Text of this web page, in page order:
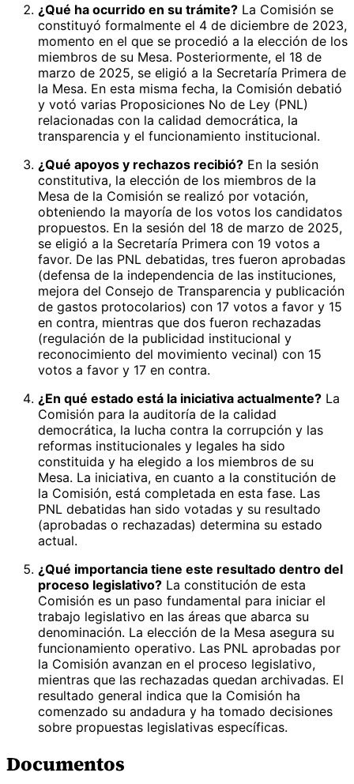
¿Qué ha ocurrido en su trámite? La Comisión se
constituyó formalmente el 4 de diciembre de 2023,
momento en el que se procedió a la elección de los
miembros de su Mesa. Posteriormente, el 18 de
marzo de 2025, se eligió a la Secretaría Primera de
la Mesa. En esta misma fecha, la Comisión debatió
y votó varias Proposiciones No de Ley (PNL)
relacionadas con la calidad democrática, la
transparencia y el funcionamiento institucional.
¿Qué apoyos y rechazos recibió? En la sesión
constitutiva, la elección de los miembros de la
Mesa de la Comisión se realizó por votación,
obteniendo la mayoría de los votos los candidatos
propuestos. En la sesión del 18 de marzo de 2025,
se eligió a la Secretaría Primera con 19 votos a
favor. De las PNL debatidas, tres fueron aprobadas
(defensa de la independencia de las instituciones,
mejora del Consejo de Transparencia y publicación
de gastos protocolarios) con 17 votos a favor y 15
en contra, mientras que dos fueron rechazadas
(regulación de la publicidad institucional y
reconocimiento del movimiento vecinal) con 15
votos a favor y 17 en contra.
¿En qué estado está la iniciativa actualmente? La
Comisión para la auditoría de la calidad
democrática, la lucha contra la corrupción y las
reformas institucionales y legales ha sido
constituida y ha elegido a los miembros de su
Mesa. La iniciativa, en cuanto a la constitución de
la Comisión, está completada en esta fase. Las
PNL debatidas han sido votadas y su resultado
(aprobadas o rechazadas) determina su estado
actual.
¿Qué importancia tiene este resultado dentro del
proceso legislativo? La constitución de esta
Comisión es un paso fundamental para iniciar el
trabajo legislativo en las áreas que abarca su
denominación. La elección de la Mesa asegura su
funcionamiento operativo. Las PNL aprobadas por
la Comisión avanzan en el proceso legislativo,
mientras que las rechazadas quedan archivadas. El
resultado general indica que la Comisión ha
comenzado su andadura y ha tomado decisiones
sobre propuestas legislativas específicas.
Documentos